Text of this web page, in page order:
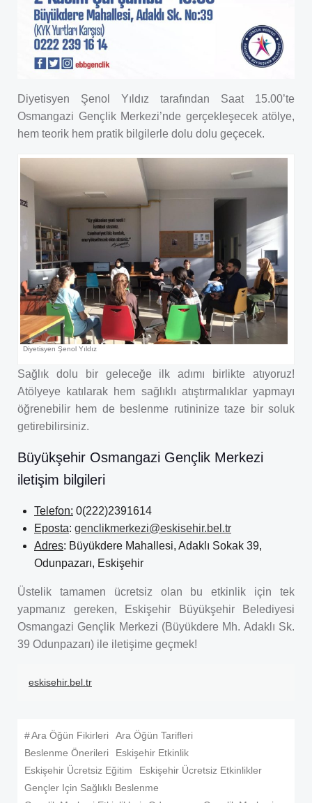
Diyetisyen Şenol Yıldız tarafından Saat 15.00’te
Osmangazi Gençlik Merkezi’nde gerçekleşecek atölye,
hem teorik hem pratik bilgilerle dolu dolu geçecek.
Diyetisyen Şenol Yıldız
Sağlık dolu bir geleceğe ilk adımı birlikte atıyoruz!
Atölyeye katılarak hem sağlıklı atıştırmalıklar yapmayı
öğrenebilir hem de beslenme rutininize taze bir soluk
getirebilirsiniz.
Büyükşehir Osmangazi Gençlik Merkezi
iletişim bilgileri
Telefon: 0(222)2391614
Eposta: genclikmerkezi@eskisehir.bel.tr
Adres: Büyükdere Mahallesi, Adaklı Sokak 39,
Odunpazarı, Eskişehir
Üstelik tamamen ücretsiz olan bu etkinlik için tek
yapmanız gereken, Eskişehir Büyükşehir Belediyesi
Osmangazi Gençlik Merkezi (Büyükdere Mh. Adaklı Sk.
39 Odunpazarı) ile iletişime geçmek!
eskisehir.bel.tr
#Ara Öğün Fikirleri
Ara Öğün Tarifleri
Beslenme Önerileri
Eskişehir Etkinlik
Eskişehir Ücretsiz Eğitim
Eskişehir Ücretsiz Etkinlikler
Gençler Için Sağlıklı Beslenme